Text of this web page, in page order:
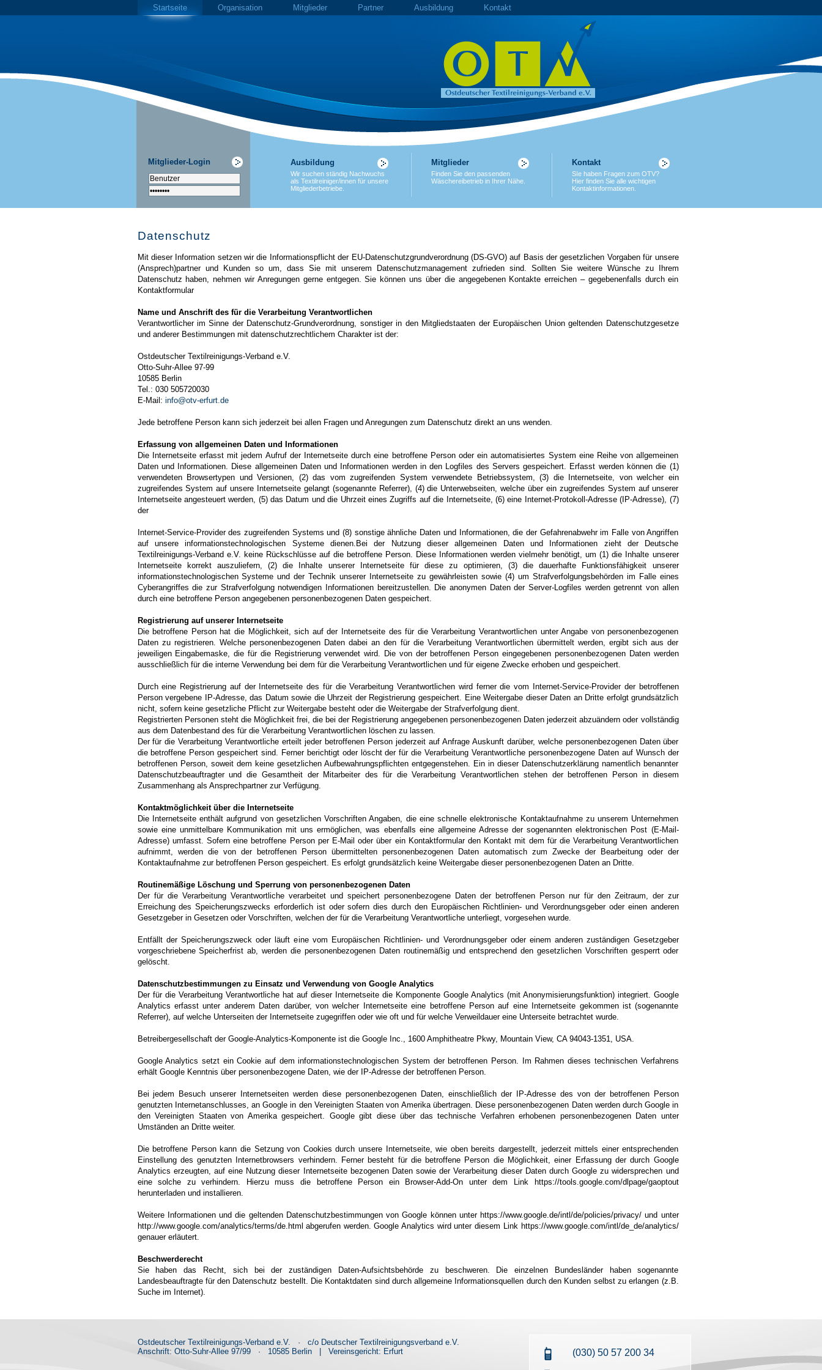
Startseite Organisation Mitglieder Partner Ausbildung Kontakt
Mitglieder-Login
Datenschutz
Mit dieser Information setzen wir die Informationspflicht der EU-Datenschutzgrundverordnung (DS-GVO) auf Basis der gesetzlichen Vorgaben für unsere
(Ansprech)partner und Kunden so um, dass Sie mit unserem Datenschutzmanagement zufrieden sind. Sollten Sie weitere Wünsche zu Ihrem
Datenschutz haben, nehmen wir Anregungen gerne entgegen. Sie können uns über die angegebenen Kontakte erreichen – gegebenenfalls durch ein
Kontaktformular
Name und Anschrift des für die Verarbeitung Verantwortlichen
Verantwortlicher im Sinne der Datenschutz-Grundverordnung, sonstiger in den Mitgliedstaaten der Europäischen Union geltenden Datenschutzgesetze
und anderer Bestimmungen mit datenschutzrechtlichem Charakter ist der:
Ostdeutscher Textilreinigungs-Verband e.V.
Otto-Suhr-Allee 97-99
10585 Berlin
Tel.: 030 505720030
E-Mail: info@otv-erfurt.de
Jede betroffene Person kann sich jederzeit bei allen Fragen und Anregungen zum Datenschutz direkt an uns wenden.
Erfassung von allgemeinen Daten und Informationen
Die Internetseite erfasst mit jedem Aufruf der Internetseite durch eine betroffene Person oder ein automatisiertes System eine Reihe von allgemeinen
Daten und Informationen. Diese allgemeinen Daten und Informationen werden in den Logfiles des Servers gespeichert. Erfasst werden können die (1)
verwendeten Browsertypen und Versionen, (2) das vom zugreifenden System verwendete Betriebssystem, (3) die Internetseite, von welcher ein
zugreifendes System auf unsere Internetseite gelangt (sogenannte Referrer), (4) die Unterwebseiten, welche über ein zugreifendes System auf unserer
Internetseite angesteuert werden, (5) das Datum und die Uhrzeit eines Zugriffs auf die Internetseite, (6) eine Internet-Protokoll-Adresse (IP-Adresse), (7)
der
Internet-Service-Provider des zugreifenden Systems und (8) sonstige ähnliche Daten und Informationen, die der Gefahrenabwehr im Falle von Angriffen
auf unsere informationstechnologischen Systeme dienen.Bei der Nutzung dieser allgemeinen Daten und Informationen zieht der Deutsche
Textilreinigungs-Verband e.V. keine Rückschlüsse auf die betroffene Person. Diese Informationen werden vielmehr benötigt, um (1) die Inhalte unserer
Internetseite korrekt auszuliefern, (2) die Inhalte unserer Internetseite für diese zu optimieren, (3) die dauerhafte Funktionsfähigkeit unserer
informationstechnologischen Systeme und der Technik unserer Internetseite zu gewährleisten sowie (4) um Strafverfolgungsbehörden im Falle eines
Cyberangriffes die zur Strafverfolgung notwendigen Informationen bereitzustellen. Die anonymen Daten der Server-Logfiles werden getrennt von allen
durch eine betroffene Person angegebenen personenbezogenen Daten gespeichert.
Registrierung auf unserer Internetseite
Die betroffene Person hat die Möglichkeit, sich auf der Internetseite des für die Verarbeitung Verantwortlichen unter Angabe von personenbezogenen
Daten zu registrieren. Welche personenbezogenen Daten dabei an den für die Verarbeitung Verantwortlichen übermittelt werden, ergibt sich aus der
jeweiligen Eingabemaske, die für die Registrierung verwendet wird. Die von der betroffenen Person eingegebenen personenbezogenen Daten werden
ausschließlich für die interne Verwendung bei dem für die Verarbeitung Verantwortlichen und für eigene Zwecke erhoben und gespeichert.
Durch eine Registrierung auf der Internetseite des für die Verarbeitung Verantwortlichen wird ferner die vom Internet-Service-Provider der betroffenen
Person vergebene IP-Adresse, das Datum sowie die Uhrzeit der Registrierung gespeichert. Eine Weitergabe dieser Daten an Dritte erfolgt grundsätzlich
nicht, sofern keine gesetzliche Pflicht zur Weitergabe besteht oder die Weitergabe der Strafverfolgung dient.
Registrierten Personen steht die Möglichkeit frei, die bei der Registrierung angegebenen personenbezogenen Daten jederzeit abzuändern oder vollständig
aus dem Datenbestand des für die Verarbeitung Verantwortlichen löschen zu lassen.
Der für die Verarbeitung Verantwortliche erteilt jeder betroffenen Person jederzeit auf Anfrage Auskunft darüber, welche personenbezogenen Daten über
die betroffene Person gespeichert sind. Ferner berichtigt oder löscht der für die Verarbeitung Verantwortliche personenbezogene Daten auf Wunsch der
betroffenen Person, soweit dem keine gesetzlichen Aufbewahrungspflichten entgegenstehen. Ein in dieser Datenschutzerklärung namentlich benannter
Datenschutzbeauftragter und die Gesamtheit der Mitarbeiter des für die Verarbeitung Verantwortlichen stehen der betroffenen Person in diesem
Zusammenhang als Ansprechpartner zur Verfügung.
Kontaktmöglichkeit über die Internetseite
Die Internetseite enthält aufgrund von gesetzlichen Vorschriften Angaben, die eine schnelle elektronische Kontaktaufnahme zu unserem Unternehmen
sowie eine unmittelbare Kommunikation mit uns ermöglichen, was ebenfalls eine allgemeine Adresse der sogenannten elektronischen Post (E-Mail-
Adresse) umfasst. Sofern eine betroffene Person per E-Mail oder über ein Kontaktformular den Kontakt mit dem für die Verarbeitung Verantwortlichen
aufnimmt, werden die von der betroffenen Person übermittelten personenbezogenen Daten automatisch zum Zwecke der Bearbeitung oder der
Kontaktaufnahme zur betroffenen Person gespeichert. Es erfolgt grundsätzlich keine Weitergabe dieser personenbezogenen Daten an Dritte.
Routinemäßige Löschung und Sperrung von personenbezogenen Daten
Der für die Verarbeitung Verantwortliche verarbeitet und speichert personenbezogene Daten der betroffenen Person nur für den Zeitraum, der zur
Erreichung des Speicherungszwecks erforderlich ist oder sofern dies durch den Europäischen Richtlinien- und Verordnungsgeber oder einen anderen
Gesetzgeber in Gesetzen oder Vorschriften, welchen der für die Verarbeitung Verantwortliche unterliegt, vorgesehen wurde.
Entfällt der Speicherungszweck oder läuft eine vom Europäischen Richtlinien- und Verordnungsgeber oder einem anderen zuständigen Gesetzgeber
vorgeschriebene Speicherfrist ab, werden die personenbezogenen Daten routinemäßig und entsprechend den gesetzlichen Vorschriften gesperrt oder
gelöscht.
Datenschutzbestimmungen zu Einsatz und Verwendung von Google Analytics
Der für die Verarbeitung Verantwortliche hat auf dieser Internetseite die Komponente Google Analytics (mit Anonymisierungsfunktion) integriert. Google
Analytics erfasst unter anderem Daten darüber, von welcher Internetseite eine betroffene Person auf eine Internetseite gekommen ist (sogenannte
Referrer), auf welche Unterseiten der Internetseite zugegriffen oder wie oft und für welche Verweildauer eine Unterseite betrachtet wurde.
Betreibergesellschaft der Google-Analytics-Komponente ist die Google Inc., 1600 Amphitheatre Pkwy, Mountain View, CA 94043-1351, USA.
Google Analytics setzt ein Cookie auf dem informationstechnologischen System der betroffenen Person. Im Rahmen dieses technischen Verfahrens
erhält Google Kenntnis über personenbezogene Daten, wie der IP-Adresse der betroffenen Person.
Bei jedem Besuch unserer Internetseiten werden diese personenbezogenen Daten, einschließlich der IP-Adresse des von der betroffenen Person
genutzten Internetanschlusses, an Google in den Vereinigten Staaten von Amerika übertragen. Diese personenbezogenen Daten werden durch Google in
den Vereinigten Staaten von Amerika gespeichert. Google gibt diese über das technische Verfahren erhobenen personenbezogenen Daten unter
Umständen an Dritte weiter.
Die betroffene Person kann die Setzung von Cookies durch unsere Internetseite, wie oben bereits dargestellt, jederzeit mittels einer entsprechenden
Einstellung des genutzten Internetbrowsers verhindern. Ferner besteht für die betroffene Person die Möglichkeit, einer Erfassung der durch Google
Analytics erzeugten, auf eine Nutzung dieser Internetseite bezogenen Daten sowie der Verarbeitung dieser Daten durch Google zu widersprechen und
eine solche zu verhindern. Hierzu muss die betroffene Person ein Browser-Add-On unter dem Link https://tools.google.com/dlpage/gaoptout
herunterladen und installieren.
Weitere Informationen und die geltenden Datenschutzbestimmungen von Google können unter https://www.google.de/intl/de/policies/privacy/ und unter
http://www.google.com/analytics/terms/de.html abgerufen werden. Google Analytics wird unter diesem Link https://www.google.com/intl/de_de/analytics/
genauer erläutert.
Beschwerderecht
Sie haben das Recht, sich bei der zuständigen Daten-Aufsichtsbehörde zu beschweren. Die einzelnen Bundesländer haben sogenannte
Landesbeauftragte für den Datenschutz bestellt. Die Kontaktdaten sind durch allgemeine Informationsquellen durch den Kunden selbst zu erlangen (z.B.
Suche im Internet).
Ausbildung
Wir suchen ständig Nachwuchs
als Textilreiniger/innen für unsere
Mitgliederbetriebe.
Mitglieder
Finden Sie den passenden
Wäschereibetrieb in Ihrer Nähe.
Kontakt
SIe haben Fragen zum OTV?
Hier finden Sie alle wichtigen
Kontaktinformationen.
Ostdeutscher Textilreinigungs-Verband e.V. ·
c/o Deutscher Textilreinigungsverband e.V.
Anschrift: Otto-Suhr-Allee 97/99
· 10585 Berlin Vereinsgericht: Erfurt (030) 50 57 200 34